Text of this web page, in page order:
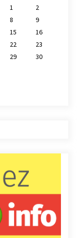
1
2
8
9
15
16
22
23
29
30